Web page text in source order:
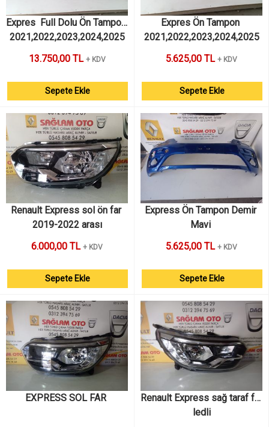
Expres  Full Dolu Ön Tampon
2021,2022,2023,2024,2025
13.750,00 TL + KDV
Sepete Ekle
Expres Ön Tampon
2021,2022,2023,2024,2025
5.625,00 TL + KDV
Sepete Ekle
Renault Express sol ön far
2019-2022 arası
6.000,00 TL + KDV
Sepete Ekle
Express Ön Tampon Demir
Mavi
5.625,00 TL + KDV
Sepete Ekle
EXPRESS SOL FAR
Renault Express sağ taraf far
ledli